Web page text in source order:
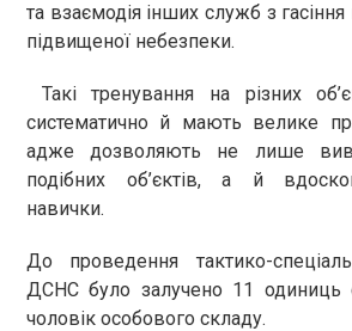
та взаємодія інших служб з
підвищеної небезпеки.
Такі тренування на різних
систематично й мають велике
адже дозволяють не лише
подібних об’єктів, а й
навички.
До проведення тактико-
ДСНС було залучено 11 одиниць
чоловік особового складу.